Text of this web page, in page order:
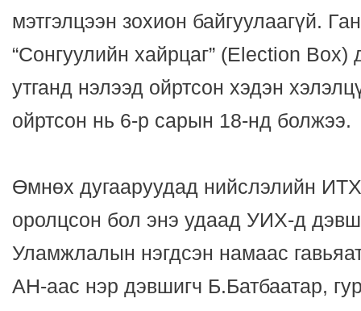
мэтгэлцээн зохион байгуулаагүй.
“Сонгуулийн хайрцаг” (Election Box)
утганд нэлээд ойртсон хэдэн
ойртсон нь 6-р сарын 18-нд болжээ.
Өмнөх дугааруудад нийслэлийн
оролцсон бол энэ удаад УИХ-д
Уламжлалын нэгдсэн намаас
АН-аас нэр дэвшигч Б.Батбаатар,